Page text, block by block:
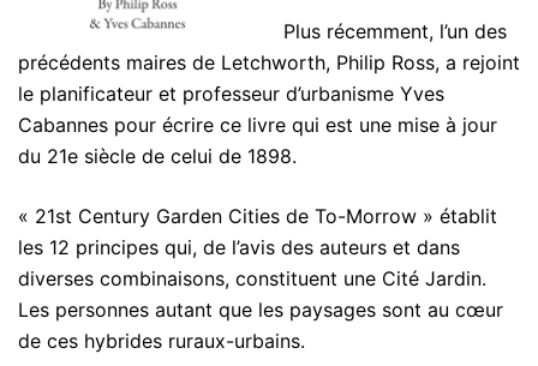
Plus récemment, l’un des
précédents maires de Letchworth, Philip Ross, a rejoint
le planificateur et professeur d’urbanisme Yves
Cabannes pour écrire ce livre qui est une mise à jour
du 21e siècle de celui de 1898.
« 21st Century Garden Cities de To-Morrow » établit
les 12 principes qui, de l’avis des auteurs et dans
diverses combinaisons, constituent une Cité Jardin.
Les personnes autant que les paysages sont au cœur
de ces hybrides ruraux-urbains.